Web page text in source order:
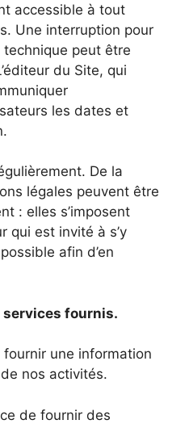
accessible à tout
Une interruption pour
peut être
du Site, qui
les dates et
De la
légales peuvent être
: elles s’imposent
qui est invité à s’y
afin d’en
fournis.
une information
nos activités.
de fournir des